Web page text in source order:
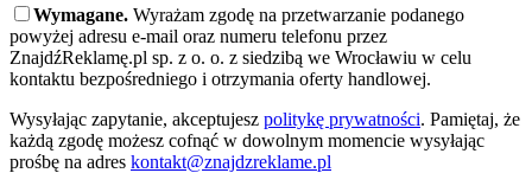
Wymagane. Wyrażam zgodę na przetwarzanie podanego
powyżej adresu e-mail oraz numeru telefonu przez
ZnajdźReklamę.pl sp. z o. o. z siedzibą we Wrocławiu w celu
kontaktu bezpośredniego i otrzymania oferty handlowej.
Wysyłając zapytanie, akceptujesz politykę prywatności. Pamiętaj, że
każdą zgodę możesz cofnąć w dowolnym momencie wysyłając
prośbę na adres kontakt@znajdzreklame.pl